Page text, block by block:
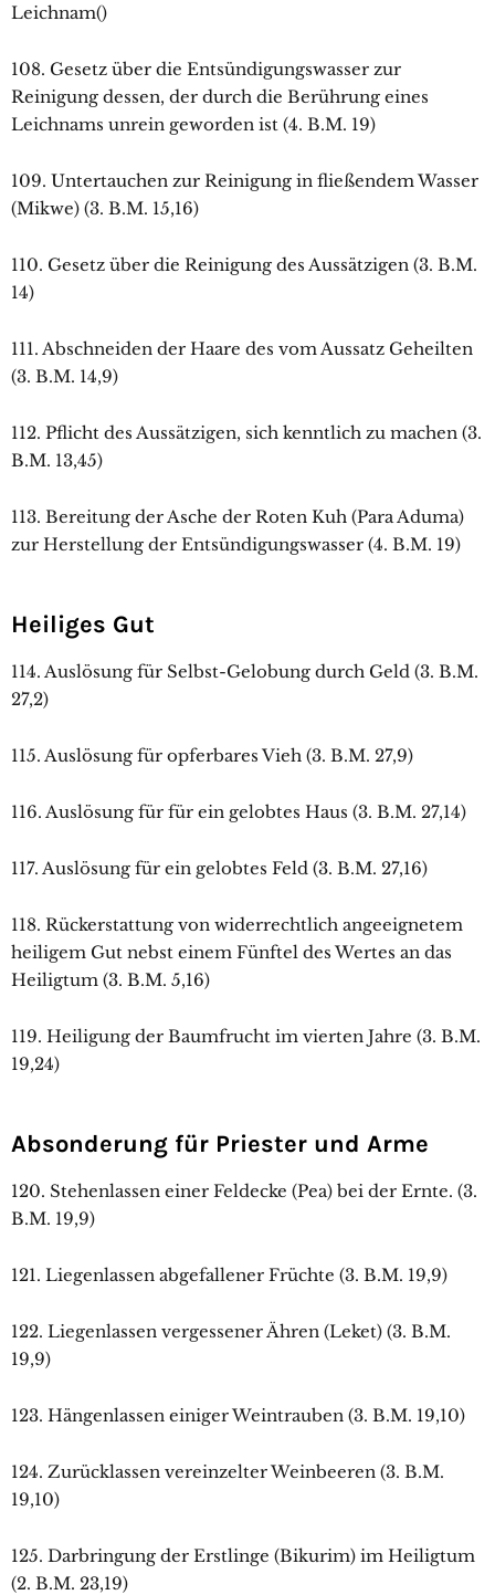
Leichnam()
108. Gesetz über die Entsündigungswasser zur
Reinigung dessen, der durch die Berührung eines
Leichnams unrein geworden ist (4. B.M. 19)
109. Untertauchen zur Reinigung in fließendem Wasser
(Mikwe) (3. B.M. 15,16)
110. Gesetz über die Reinigung des Aussätzigen (3. B.M.
14)
111. Abschneiden der Haare des vom Aussatz Geheilten
(3. B.M. 14,9)
112. Pflicht des Aussätzigen, sich kenntlich zu machen (3.
B.M. 13,45)
113. Bereitung der Asche der Roten Kuh (Para Aduma)
zur Herstellung der Entsündigungswasser (4. B.M. 19)
Heiliges Gut
114. Auslösung für Selbst-Gelobung durch Geld (3. B.M.
27,2)
115. Auslösung für opferbares Vieh (3. B.M. 27,9)
116. Auslösung für für ein gelobtes Haus (3. B.M. 27,14)
117. Auslösung für ein gelobtes Feld (3. B.M. 27,16)
118. Rückerstattung von widerrechtlich angeeignetem
heiligem Gut nebst einem Fünftel des Wertes an das
Heiligtum (3. B.M. 5,16)
119. Heiligung der Baumfrucht im vierten Jahre (3. B.M.
19,24)
Absonderung für Priester und Arme
120. Stehenlassen einer Feldecke (Pea) bei der Ernte. (3.
B.M. 19,9)
121. Liegenlassen abgefallener Früchte (3. B.M. 19,9)
122. Liegenlassen vergessener Ähren (Leket) (3. B.M.
19,9)
123. Hängenlassen einiger Weintrauben (3. B.M. 19,10)
124. Zurücklassen vereinzelter Weinbeeren (3. B.M.
19,10)
125. Darbringung der Erstlinge (Bikurim) im Heiligtum
(2. B.M. 23,19)